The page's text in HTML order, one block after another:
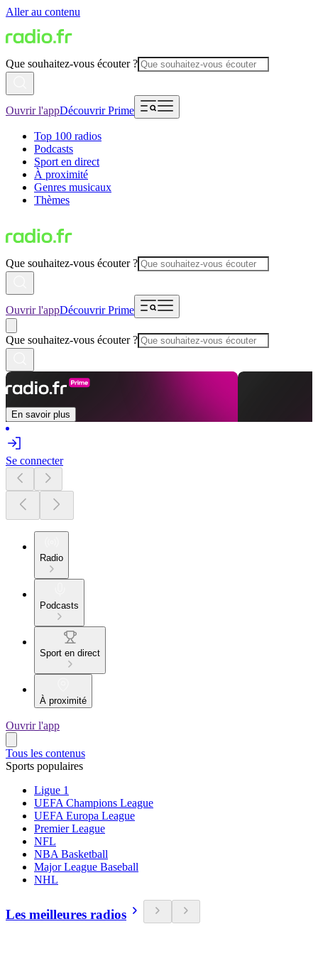
Aller au contenu
Que souhaitez-vous écouter ?
Ouvrir l'appDécouvrir Prime
Top 100 radios
Podcasts
Sport en direct
À proximité
Genres musicaux
Thèmes
Que souhaitez-vous écouter ?
Ouvrir l'appDécouvrir Prime
Que souhaitez-vous écouter ?
En savoir plus
Se connecter
Radio
Podcasts
Sport en direct
À proximité
Ouvrir l'app
Tous les contenus
Sports populaires
Ligue 1
UEFA Champions League
UEFA Europa League
Premier League
NFL
NBA Basketball
Major League Baseball
NHL
Les meilleures radios